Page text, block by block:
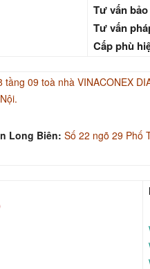
Tư vấn
Tư vấn
Cấp phù
tầng 09 toà nhà VINACONEX
Long Biên: Số 22 ngõ 29 Phố